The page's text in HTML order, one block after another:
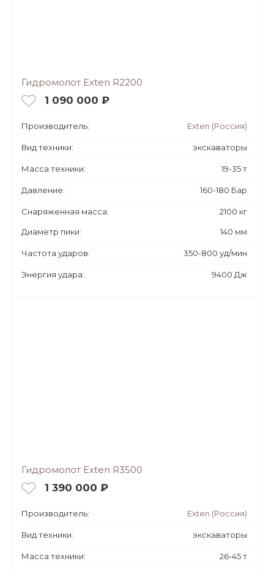
Гидромолот Exten R2200
1 090 000 ₽
Производитель: Exten (Россия)
Вид техники: экскаваторы
Масса техники: 19-35 т
Давление: 160-180 Бар
Снаряженная масса: 2100 кг
Диаметр пики: 140 мм
Частота ударов: 350-800 уд/мин
Энергия удара: 9400 Дж
Гидромолот Exten R3500
1 390 000 ₽
Производитель: Exten (Россия)
Вид техники: экскаваторы
Масса техники: 26-45 т